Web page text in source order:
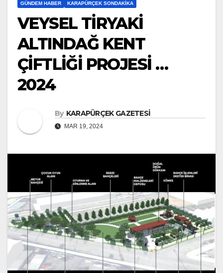
GÜNDEM HABER
KARAPÜRÇEK SONDAKIKA
VEYSEL TİRYAKİ
ALTINDAĞ KENT
ÇİFTLİĞİ PROJESİ …
2024
By KARAPÜRÇEK GAZETESİ
MAR 19, 2024